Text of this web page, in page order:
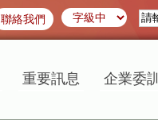
聯絡我們
重要訊息 企業委訓